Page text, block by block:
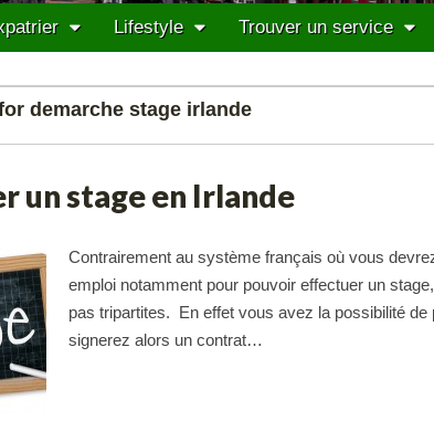
Lifestyle Trouver un service
demarche stage irlande
un stage en Irlande
Contrairement au système français où vous
emploi notamment pour pouvoir effectuer un
pas tripartites. En effet vous avez la possibilité
signerez alors un contrat…